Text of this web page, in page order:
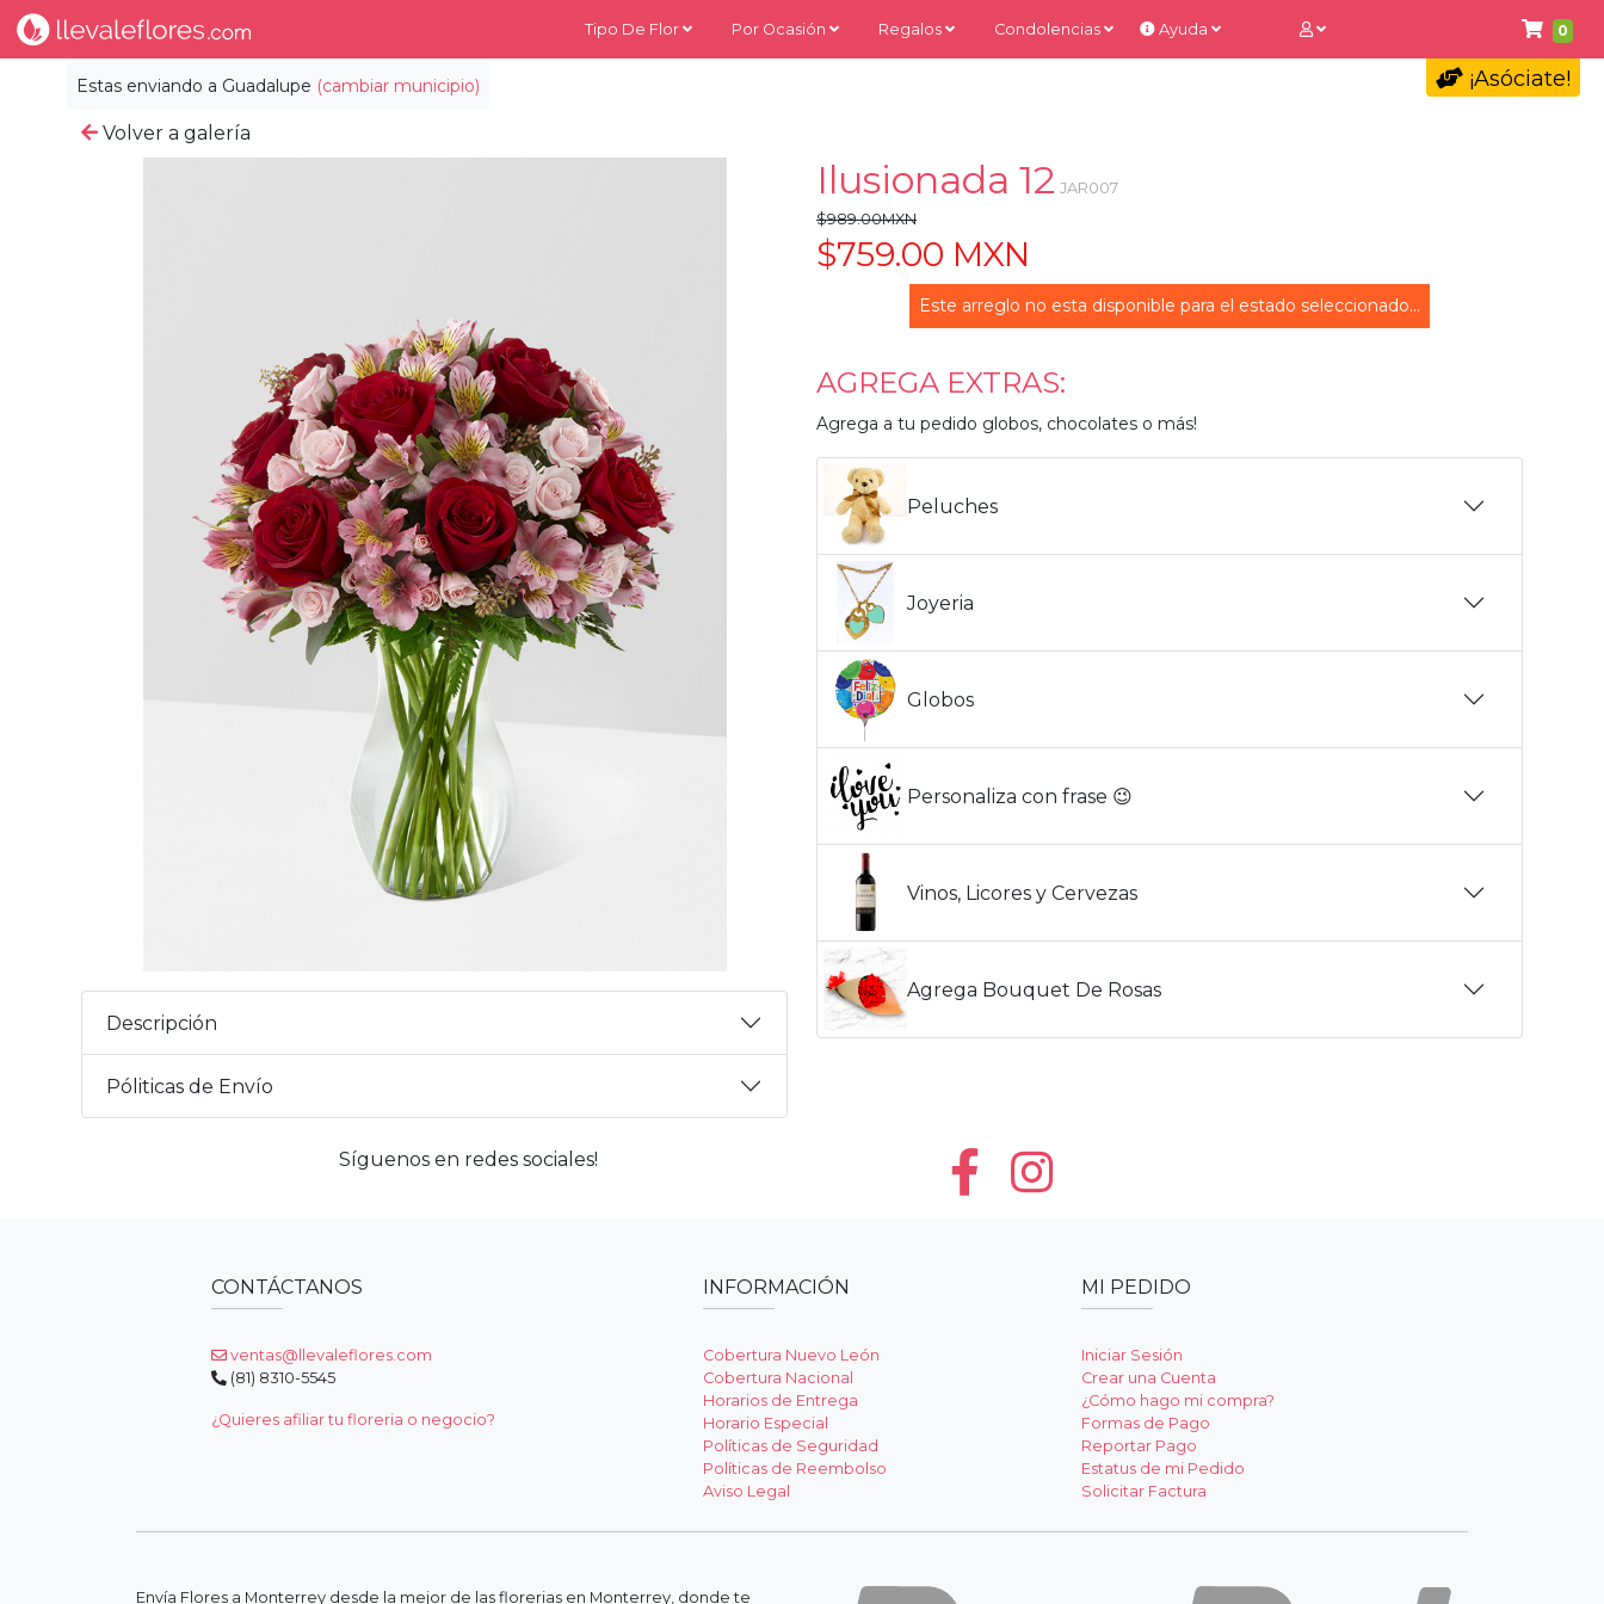
0
Estas enviando a Guadalupe (cambiar municipio)
Tipo De Flor Por Ocasión Regalos Condolencias Ayuda
¡Asóciate!
Volver a galería
Descripción
Póliticas de Envío
Ilusionada 12 JAR007
$989.00MXN
$759.00 MXN
Este arreglo no esta disponible para el estado seleccionado...
AGREGA EXTRAS:
Agrega a tu pedido globos, chocolates o más!
Peluches
Joyeria
Globos
Personaliza con frase 😉
Vinos, Licores y Cervezas
Agrega Bouquet De Rosas
Síguenos en redes sociales!
CONTÁCTANOS
ventas@llevaleflores.com
(81) 8310-5545
¿Quieres afiliar tu floreria o negocio?
INFORMACIÓN
Cobertura Nuevo León
Cobertura Nacional
Horarios de Entrega
Horario Especial
Políticas de Seguridad
Políticas de Reembolso
Aviso Legal
MI PEDIDO
Iniciar Sesión
Crear una Cuenta
¿Cómo hago mi compra?
Formas de Pago
Reportar Pago
Estatus de mi Pedido
Solicitar Factura
Envía Flores a Monterrey desde la mejor de las florerias en Monterrey, donde te